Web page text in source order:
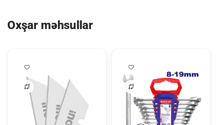
Oxşar məhsullar